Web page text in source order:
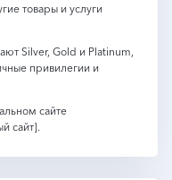
товары и услуги
Silver, Gold и Platinum,
привилегии и
сайте
сайт].